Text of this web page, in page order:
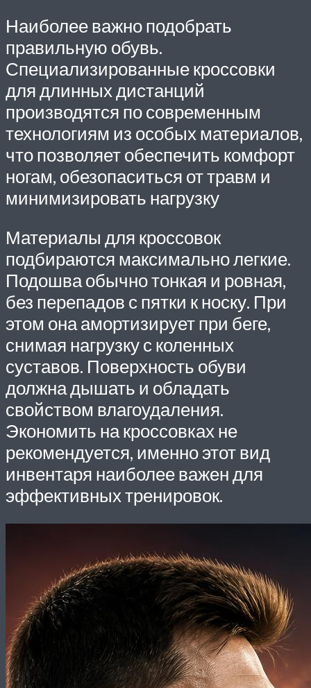
Наиболее важно подобрать
правильную обувь.
Специализированные кроссовки
для длинных дистанций
производятся по современным
технологиям из особых материалов,
что позволяет обеспечить комфорт
ногам, обезопаситься от травм и
минимизировать нагрузку
Материалы для кроссовок
подбираются максимально легкие.
Подошва обычно тонкая и ровная,
без перепадов с пятки к носку. При
этом она амортизирует при беге,
снимая нагрузку с коленных
суставов. Поверхность обуви
должна дышать и обладать
свойством влагоудаления.
Экономить на кроссовках не
рекомендуется, именно этот вид
инвентаря наиболее важен для
эффективных тренировок.